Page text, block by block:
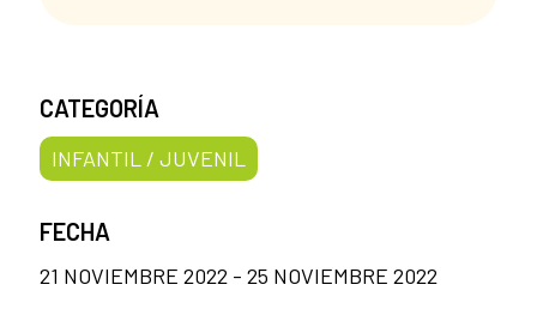
CATEGORÍA
INFANTIL / JUVENIL
FECHA
21 NOVIEMBRE 2022 - 25 NOVIEMBRE 2022